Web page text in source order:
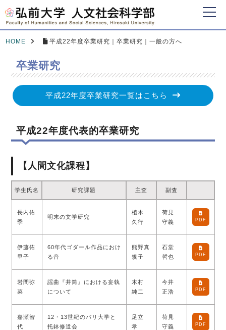
HOME 平成22年度卒業研究｜卒業研究｜一般の方へ
卒業研究
平成22年度卒業研究一覧はこちら
平成22年度代表的卒業研究
【人間文化課程】
学生氏名 研究課題 主査 副査
長内佑
季
明末の文学研究
植木
久行
荷見
守義
PDF
伊藤佑
里子
60年代ゴダール作品におけ
る音
熊野真
規子
石堂
哲也
PDF
岩間弥
菜
謡曲『井筒』における妄執
について
木村
純二
今井
正浩
PDF
嘉瀬智
代
12・13世紀のパリ大学と
托鉢修道会
足立
孝
荷見
守義
PDF